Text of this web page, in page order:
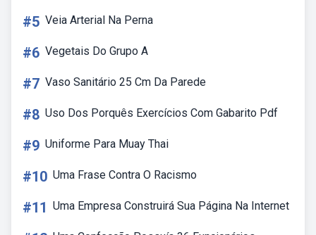
#5 Veia Arterial Na Perna
#6 Vegetais Do Grupo A
#7 Vaso Sanitário 25 Cm Da Parede
#8 Uso Dos Porquês Exercícios Com Gabarito Pdf
#9 Uniforme Para Muay Thai
#10 Uma Frase Contra O Racismo
#11 Uma Empresa Construirá Sua Página Na Internet